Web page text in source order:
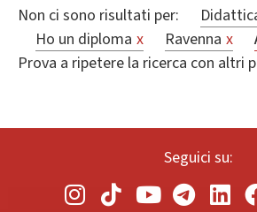
Non ci sono risultati per:
Ho un diploma x Ravenna x
Prova a ripetere la ricerca con altri
Seguici su: